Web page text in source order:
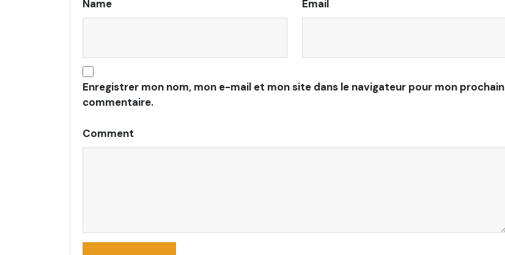
Name Email
Enregistrer mon nom, mon e-mail et mon site dans le navigateur pour mon prochain
commentaire.
Comment